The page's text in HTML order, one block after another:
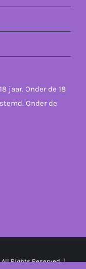
jaar. Onder de 18
Onder de
Rights Reserved |